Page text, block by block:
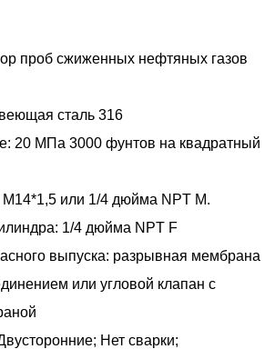
проб сжиженных нефтяных газов
сталь 316
20 МПа 3000 фунтов на квадратный
M14*1,5 или 1/4 дюйма NPT M.
1/4 дюйма NPT F
выпуска: разрывная мембрана
или угловой клапан с
Нет сварки;